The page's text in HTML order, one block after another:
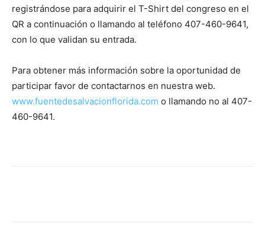
registrándose para adquirir el T-Shirt del congreso en el
QR a continuación o llamando al teléfono 407-460-9641,
con lo que validan su entrada.
Para obtener más información sobre la oportunidad de
participar favor de contactarnos en nuestra web.
www.fuentedesalvacionflorida.com o llamando no al 407-
460-9641.